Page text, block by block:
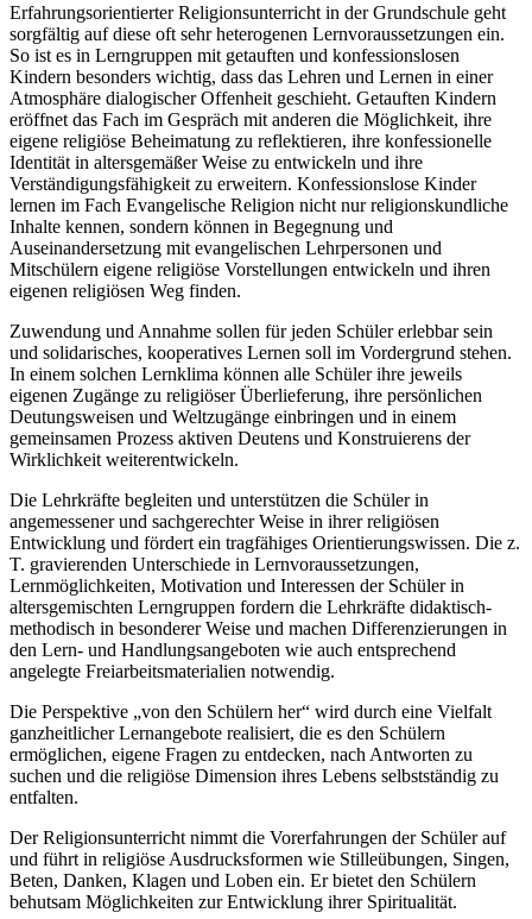
Erfahrungsorientierter Religionsunterricht in der Grundschule geht
sorgfältig auf diese oft sehr heterogenen Lernvoraussetzungen ein.
So ist es in Lerngruppen mit getauften und konfessionslosen
Kindern besonders wichtig, dass das Lehren und Lernen in einer
Atmosphäre dialogischer Offenheit geschieht. Getauften Kindern
eröffnet das Fach im Gespräch mit anderen die Möglichkeit, ihre
eigene religiöse Beheimatung zu reflektieren, ihre konfessionelle
Identität in altersgemäßer Weise zu entwickeln und ihre
Verständigungsfähigkeit zu erweitern. Konfessionslose Kinder
lernen im Fach Evangelische Religion nicht nur religionskundliche
Inhalte kennen, sondern können in Begegnung und
Auseinandersetzung mit evangelischen Lehrpersonen und
Mitschülern eigene religiöse Vorstellungen entwickeln und ihren
eigenen religiösen Weg finden.
Zuwendung und Annahme sollen für jeden Schüler erlebbar sein
und solidarisches, kooperatives Lernen soll im Vordergrund stehen.
In einem solchen Lernklima können alle Schüler ihre jeweils
eigenen Zugänge zu religiöser Überlieferung, ihre persönlichen
Deutungsweisen und Weltzugänge einbringen und in einem
gemeinsamen Prozess aktiven Deutens und Konstruierens der
Wirklichkeit weiterentwickeln.
Die Lehrkräfte begleiten und unterstützen die Schüler in
angemessener und sachgerechter Weise in ihrer religiösen
Entwicklung und fördert ein tragfähiges Orientierungswissen. Die z.
T. gravierenden Unterschiede in Lernvoraussetzungen,
Lernmöglichkeiten, Motivation und Interessen der Schüler in
altersgemischten Lerngruppen fordern die Lehrkräfte didaktisch-
methodisch in besonderer Weise und machen Differenzierungen in
den Lern- und Handlungsangeboten wie auch entsprechend
angelegte Freiarbeitsmaterialien notwendig.
Die Perspektive „von den Schülern her“ wird durch eine Vielfalt
ganzheitlicher Lernangebote realisiert, die es den Schülern
ermöglichen, eigene Fragen zu entdecken, nach Antworten zu
suchen und die religiöse Dimension ihres Lebens selbstständig zu
entfalten.
Der Religionsunterricht nimmt die Vorerfahrungen der Schüler auf
und führt in religiöse Ausdrucksformen wie Stilleübungen, Singen,
Beten, Danken, Klagen und Loben ein. Er bietet den Schülern
behutsam Möglichkeiten zur Entwicklung ihrer Spiritualität.